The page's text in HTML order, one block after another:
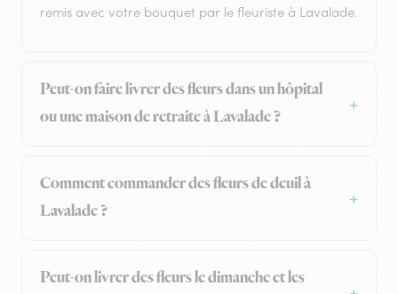
remis avec votre bouquet par le fleuriste à Lavalade.
Peut-on faire livrer des fleurs dans un hôpital
ou une maison de retraite à Lavalade ?
Comment commander des fleurs de deuil à
Lavalade ?
Peut-on livrer des fleurs le dimanche et les